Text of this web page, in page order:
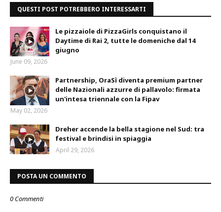
QUESTI POST POTREBBERO INTERESSARTI
Le pizzaiole di PizzaGirls conquistano il
Daytime di Rai 2, tutte le domeniche dal 14
giugno
June 09, 2026
Partnership, OraSì diventa premium partner
delle Nazionali azzurre di pallavolo: firmata
un'intesa triennale con la Fipav
May 02, 2026
Dreher accende la bella stagione nel Sud: tra
festival e brindisi in spiaggia
April 29, 2026
POSTA UN COMMENTO
0 Commenti